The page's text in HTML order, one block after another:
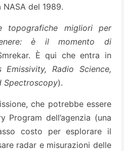
del 1989.
topografiche migliori per
è il momento di
È qui che entra in
Emissivity, Radio Science,
Spectroscopy).
che potrebbe essere
Program dell’agenzia (una
costo per esplorare il
radar e misurazioni delle